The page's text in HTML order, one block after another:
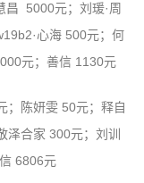
昌 5000元；刘瑗·周
心海 500元；何
元；善信 1130元
；陈妍雯 50元；释自
泽合家 300元；刘训
6806元